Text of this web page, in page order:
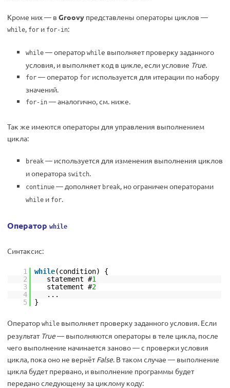
Кроме них — в Groovy представлены операторы циклов —
while, for и for-in:
while — оператор while выполняет проверку заданного
условия, и выполняет код в цикле, если условие True.
for — оператор for используется для итерации по набору
значений.
for-in — аналогично, см. ниже.
Так же имеются операторы для управления выполнением
цикла:
break — используется для изменения выполнения циклов
и оператора switch.
continue — дополняет break, но ограничен операторами
while и for.
Оператор while
Синтаксис:
1 while(condition) {
2
statement #1
3
statement #2
4
...
5
}
Оператор while выполняет проверку заданного условия. Если
результат True— выполняются операторы в теле цикла, после
чего выполнение начинается заново — с проверки условия
цикла, пока оно не вернётFalse. В таком случае — выполнение
цикла будет прервано, и выполнение программы будет
передано следующему за циклому коду: